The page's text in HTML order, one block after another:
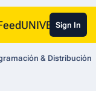
Sign In
& Distribución